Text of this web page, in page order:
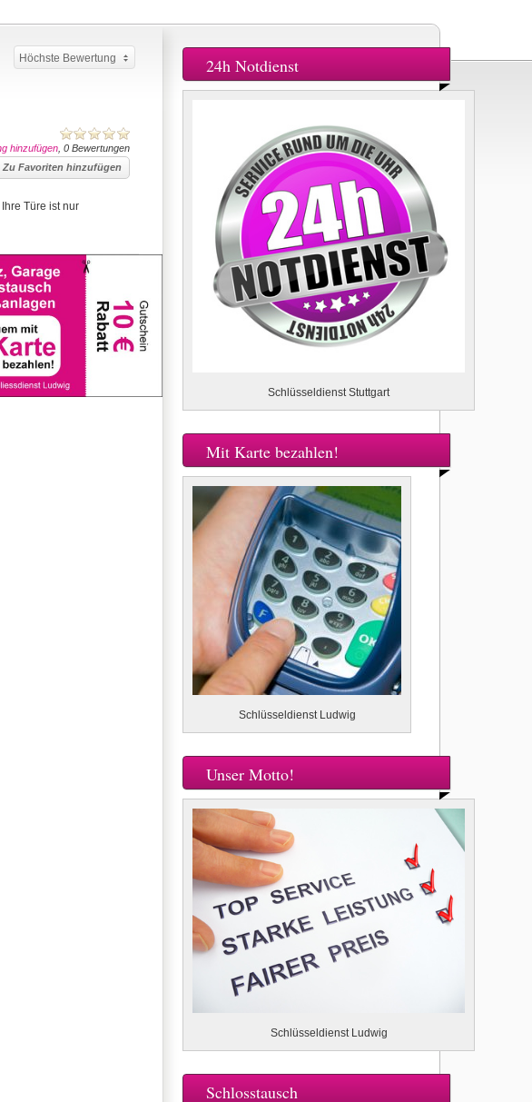
Höchste Bewertung
hinzufügen , 0 Bewertungen
Zu Favoriten hinzufügen
Türe ist nur
24h Notdienst
Schlüsseldienst Stuttgart
Mit Karte bezahlen!
Schlüsseldienst Ludwig
Unser Motto!
Schlüsseldienst Ludwig
Schlosstausch